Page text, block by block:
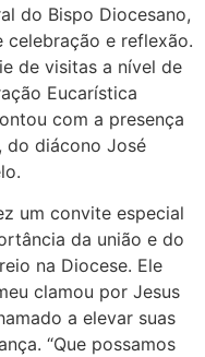
do Bispo Diocesano,
celebração e reflexão.
de visitas a nível de
Eucarística
com a presença
do diácono José
um convite especial
da união e do
na Diocese. Ele
clamou por Jesus
a elevar suas
“Que possamos